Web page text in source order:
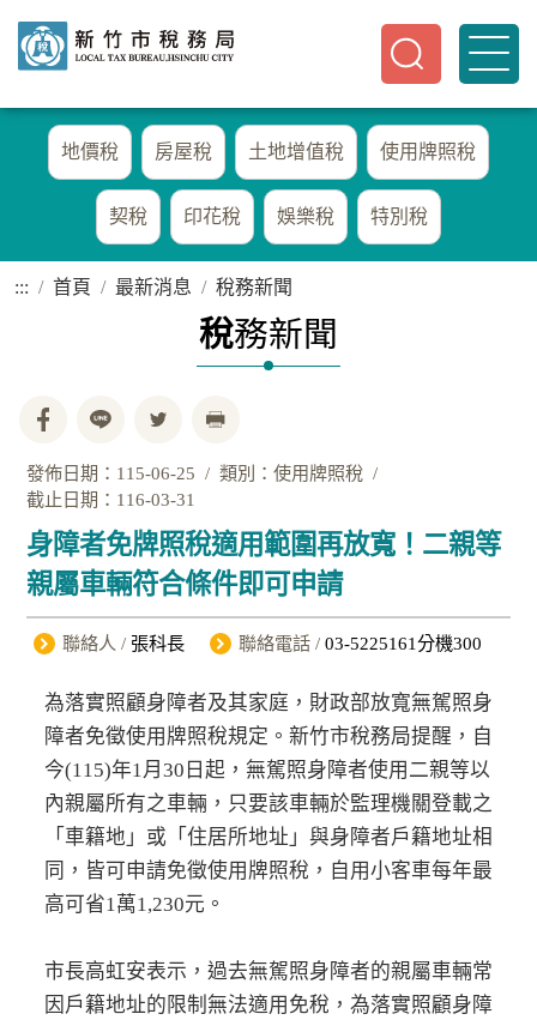
地價稅 房屋稅 土地增值稅 使用牌照稅
契稅 印花稅 娛樂稅 特別稅
::: 首頁 最新消息 稅務新聞
稅務新聞
發佈日期：115-06-25
類別：使用牌照稅
截止日期：116-03-31
身障者免牌照稅適用範圍再放寬！二親等
親屬車輛符合條件即可申請
聯絡人 / 張科長 聯絡電話 / 03-5225161分機300
為落實照顧身障者及其家庭，財政部放寬無駕照身
障者免徵使用牌照稅規定。新竹市稅務局提醒，自
今(115)年1月30日起，無駕照身障者使用二親等以
內親屬所有之車輛，只要該車輛於監理機關登載之
「車籍地」或「住居所地址」與身障者戶籍地址相
同，皆可申請免徵使用牌照稅，自用小客車每年最
高可省1萬1,230元。
市長高虹安表示，過去無駕照身障者的親屬車輛常
因戶籍地址的限制無法適用免稅，為落實照顧身障